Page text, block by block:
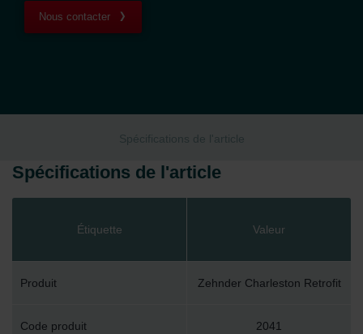
Nous contacter
Spécifications de l'article
Spécifications de l'article
Étiquette Valeur
Produit Zehnder Charleston Retrofit
Code produit 2041